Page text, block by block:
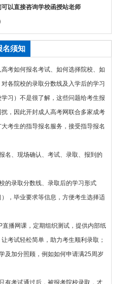
以直接咨询学校函授站老师
名须知
考如何报名考试、如何选择院校、如
各院校的录取分数线及入学后的学习
习）不是很了解，这些问题给考生报
，因此开封成人高考网联合多家成考
考生的指导报名服务，接受指导报名
名、现场确认、考试、录取、报到的
的录取分数线、录取后的学习形式
），毕业要求等信息，方便考生选择适
直播网课，定期组织测试，提供内部纸
考试轻松简单，助力考生顺利录取；
及加分照顾，例如如何申请满25周岁